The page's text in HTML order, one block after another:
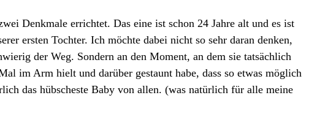
Denkmale errichtet. Das eine ist schon 24 Jahre alt und es ist
ersten Tochter. Ich möchte dabei nicht so sehr daran denken,
der Weg. Sondern an den Moment, an dem sie tatsächlich
im Arm hielt und darüber gestaunt habe, dass so etwas möglich
das hübscheste Baby von allen. (was natürlich für alle meine